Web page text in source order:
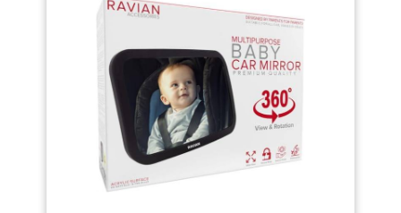
Vinabo mesure 25 cm x 17 cm,
voir clairement votre nouveau-
né pendant la conduite.
Regardez votre enfant conduire
en toute sécurité dans le siège
auto pour bébé, un must pour
les nouveaux parents [Angle
réglable] - Grâce à la rotation à
360°, la direction du miroir pour
bébé peut être facilement
ajustée en fonction de vos
besoins et de ceux de votre
n'importe quel angle grâce à la
fonction de rotation à 360°. Que
vous conduisiez une voiture ou
que vous vous arrêtiez, vous
aurez toujours une vue parfaite
assurant que vous êtes toujours
au courant de sa sécurité Un
objectif grand angle de 150°
pour une couverture maximale
un objectif grand angle de 150°
élimine les angles morts pour
une couverture complète de